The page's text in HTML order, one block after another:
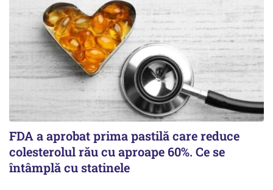
FDA a aprobat prima pastilă care reduce
colesterolul rău cu aproape 60%. Ce se
întâmplă cu statinele